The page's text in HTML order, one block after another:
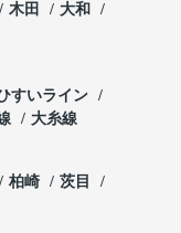
木田
大和
すいライン
大糸線
柏崎
茨目